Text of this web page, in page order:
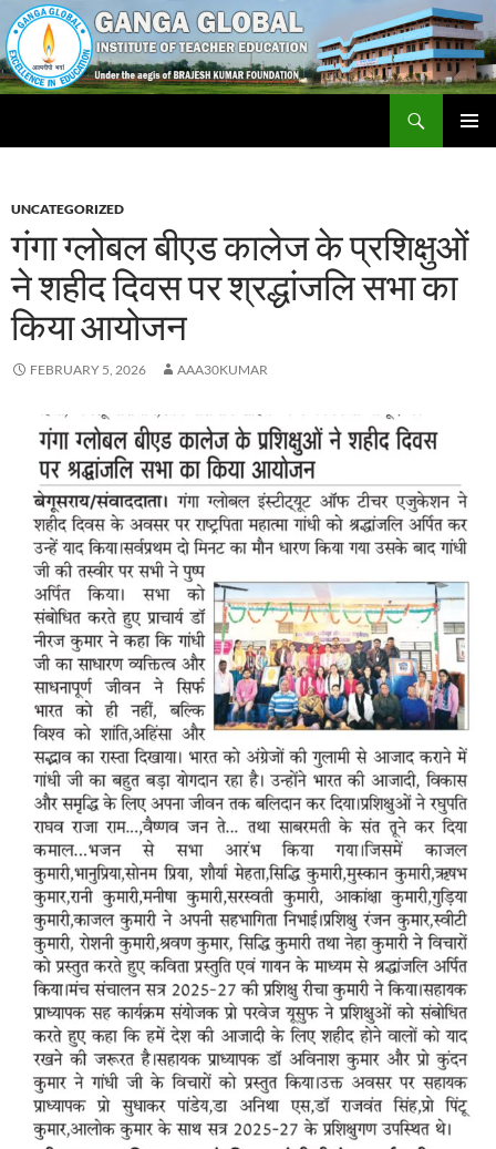
Skip
to
content
UNCATEGORIZED
गंगा ग्लोबल बीएड कालेज के प्रशिक्षुओं
ने शहीद दिवस पर श्रद्धांजलि सभा का
किया आयोजन
FEBRUARY 5, 2026 AAA30KUMAR